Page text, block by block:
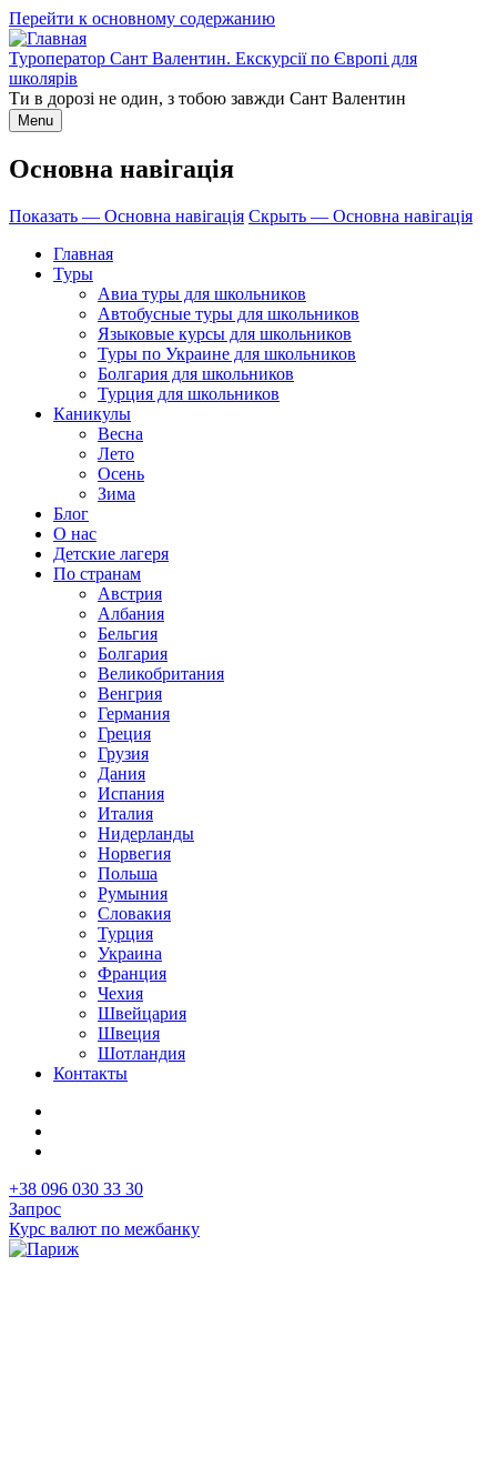
Перейти к основному содержанию
Туроператор Сант Валентин. Екскурсії по Європі для
школярів
Ти в дорозі не один, з тобою завжди Сант Валентин
Menu
Основна навігація
Показать — Основна навігація Скрыть — Основна навігація
Главная
Туры
Авиа туры для школьников
Автобусные туры для школьников
Языковые курсы для школьников
Туры по Украине для школьников
Болгария для школьников
Турция для школьников
Каникулы
Весна
Лето
Осень
Зима
Блог
О нас
Детские лагеря
По странам
Австрия
Албания
Бельгия
Болгария
Великобритания
Венгрия
Германия
Греция
Грузия
Дания
Испания
Италия
Нидерланды
Норвегия
Польша
Румыния
Словакия
Турция
Украина
Франция
Чехия
Швейцария
Швеция
Шотландия
Контакты
+38 096 030 33 30
Запрос
Курс валют по межбанку